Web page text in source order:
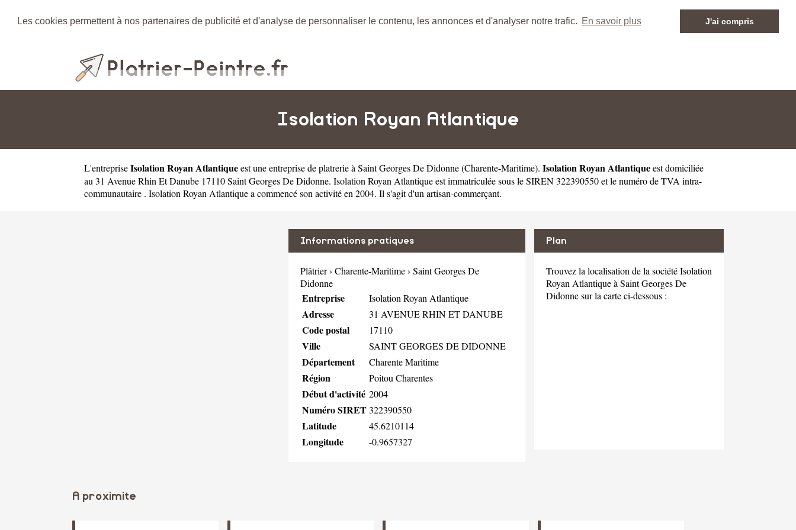
Les cookies permettent à nos partenaires de publicité et d'analyse de personnaliser le contenu, les annonces et d'analyser notre trafic. En savoir plus J'ai compris
Isolation Royan Atlantique
L'entrepriseIsolation Royan Atlantiqueest uneentreprise de platrerie à Saint Georges De Didonne(Charente-Maritime). Isolation Royan Atlantiqueest domiciliée
au 31 Avenue Rhin Et Danube 17110 Saint Georges De Didonne. Isolation Royan Atlantique est immatriculée sous le SIREN 322390550 et le numéro de TVA intra-
communautaire . Isolation Royan Atlantique a commencé son activité en 2004. Il s'agit d'un artisan-commerçant.
Informations pratiques
Plâtrier› Charente-Maritime› Saint Georges De
Didonne
Entreprise Isolation Royan Atlantique
Adresse 31 AVENUE RHIN ET DANUBE
Code postal 17110
Ville SAINT GEORGES DE DIDONNE
Département Charente Maritime
Région Poitou Charentes
Début d'activité 2004
Numéro SIRET322390550
Latitude 45.6210114
Longitude -0.9657327
Plan
Trouvez la localisation de la société Isolation
Royan Atlantique à Saint Georges De
Didonne sur la carte ci-dessous :
A proximite